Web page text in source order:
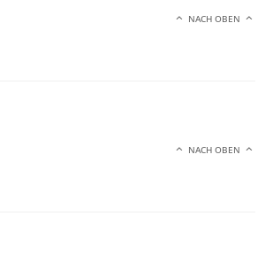
NACH OBEN
NACH OBEN